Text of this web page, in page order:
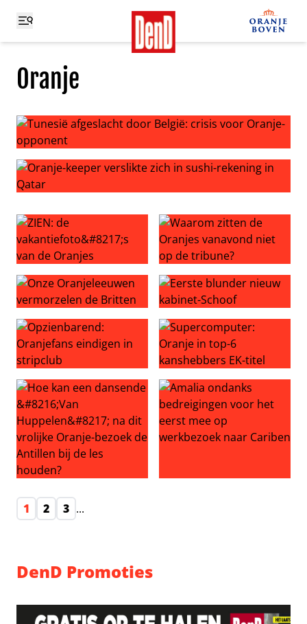
Oranje
Tunesië afgeslacht door België: crisis voor Oranje-
ZIEN: de vakantiefoto’s van de OranjesWaarom zitten de Oranjes
Onze Oranjeleeuwen vermorzelen de Britten
Eerste blunder nieuw
Opzienbarend: Oranjefans eindigen in stripclub
Supercomputer: Oranje in
1
2 3 ...
DenD Promoties